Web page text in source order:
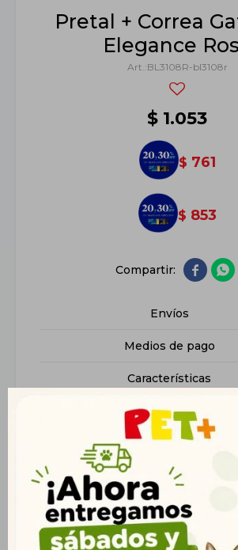
Pretal + Correa
Elegance
BL3108R-bl3108r
$ 1.053
$ 761
$ 853
 
Envíos
Medios de pago
Características
Productos que te